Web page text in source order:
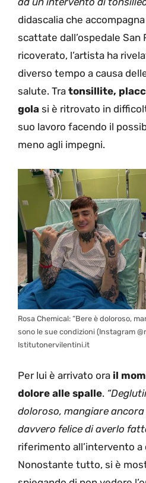
didascalia che
scattate dall’ospedale San
ricoverato, l’artista ha
diverso tempo a causa
salute. Tra tonsillite,
gola si è ritrovato in
suo lavoro facendo il
meno agli impegni.
Rosa Chemical: “Bere è doloroso,
sono le sue condizioni (Instagram
Istitutonervilentini.it
Per lui è arrivato ora il
dolore alle spalle.
doloroso, mangiare ancora
davvero felice di averlo
riferimento all’intervento
Nonostante tutto, si è